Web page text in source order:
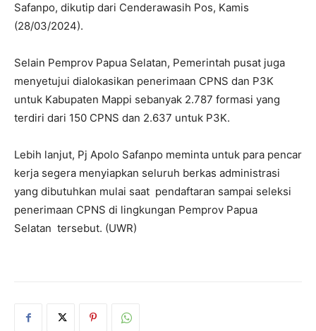
Safanpo, dikutip dari Cenderawasih Pos, Kamis
(28/03/2024).
Selain Pemprov Papua Selatan, Pemerintah pusat juga
menyetujui dialokasikan penerimaan CPNS dan P3K
untuk Kabupaten Mappi sebanyak 2.787 formasi yang
terdiri dari 150 CPNS dan 2.637 untuk P3K.
Lebih lanjut, Pj Apolo Safanpo meminta untuk para pencar
kerja segera menyiapkan seluruh berkas administrasi
yang dibutuhkan mulai saat pendaftaran sampai seleksi
penerimaan CPNS di lingkungan Pemprov Papua
Selatan tersebut. (UWR)